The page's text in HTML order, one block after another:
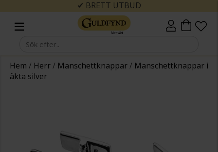
✔ BRETT UTBUD
Hem / Herr/ Manschettknappar/ Manschettknappar i
äkta silver